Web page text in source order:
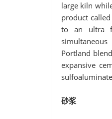
large kiln
product
to an ultra
Portland
expansive
砂浆